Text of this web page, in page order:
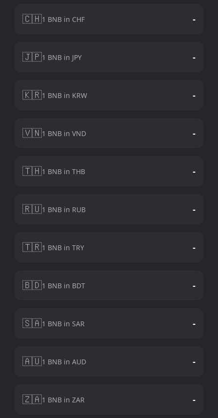
🇨🇭1 BNB in CHF -
🇯🇵1 BNB in JPY -
🇰🇷1 BNB in KRW -
🇻🇳1 BNB in VND -
🇹🇭1 BNB in THB -
🇷🇺1 BNB in RUB -
🇹🇷1 BNB in TRY -
🇧🇩1 BNB in BDT -
🇸🇦1 BNB in SAR -
🇦🇺1 BNB in AUD -
🇿🇦1 BNB in ZAR -